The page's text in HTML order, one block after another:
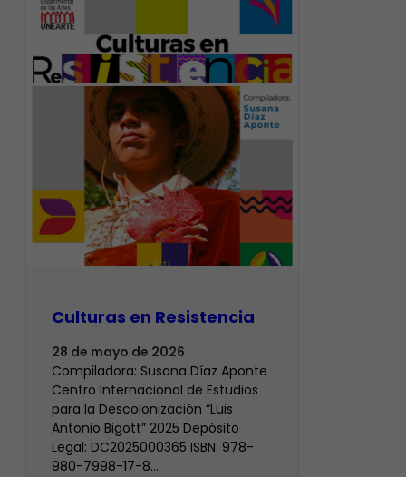
Culturas en Resistencia
28 de mayo de 2026
Compiladora: Susana Díaz Aponte
Centro Internacional de Estudios
para la Descolonización “Luis
Antonio Bigott” 2025 Depósito
Legal: DC2025000365 ISBN: 978-
980-7998-17-8…